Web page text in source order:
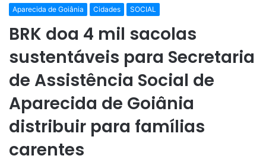
Aparecida de Goiânia Cidades SOCIAL
BRK doa 4 mil sacolas
sustentáveis para Secretaria
de Assistência Social de
Aparecida de Goiânia
distribuir para famílias
carentes